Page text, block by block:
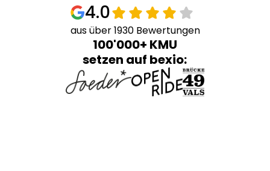
4.0
aus über 1930 Bewertungen
100'000+ KMU
setzen auf bexio: